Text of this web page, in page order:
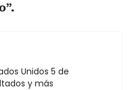
Unidos 5 de
y más